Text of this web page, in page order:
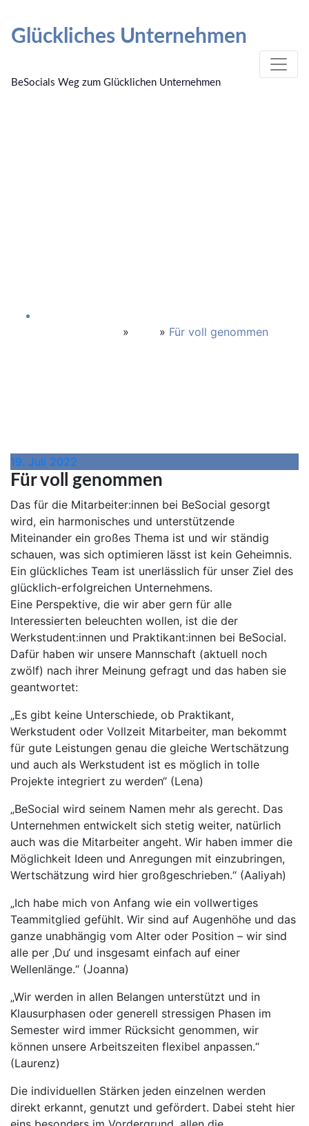
zum
InhaltGlückliches Unternehmen
BeSocials Weg zum Glücklichen Unternehmen
» » Für voll genommen
19. Juli 2022
Für voll genommen
Das für die Mitarbeiter:innen bei BeSocial gesorgt
wird, ein harmonisches und unterstützende
Miteinander ein großes Thema ist und wir ständig
schauen, was sich optimieren lässt ist kein Geheimnis.
Ein glückliches Team ist unerlässlich für unser Ziel des
glücklich-erfolgreichen Unternehmens.
Eine Perspektive, die wir aber gern für alle
Interessierten beleuchten wollen, ist die der
Werkstudent:innen und Praktikant:innen bei BeSocial.
Dafür haben wir unsere Mannschaft (aktuell noch
zwölf) nach ihrer Meinung gefragt und das haben sie
geantwortet:
„Es gibt keine Unterschiede, ob Praktikant,
Werkstudent oder Vollzeit Mitarbeiter, man bekommt
für gute Leistungen genau die gleiche Wertschätzung
und auch als Werkstudent ist es möglich in tolle
Projekte integriert zu werden“ (Lena)
„BeSocial wird seinem Namen mehr als gerecht. Das
Unternehmen entwickelt sich stetig weiter, natürlich
auch was die Mitarbeiter angeht. Wir haben immer die
Möglichkeit Ideen und Anregungen mit einzubringen,
Wertschätzung wird hier großgeschrieben.“ (Aaliyah)
„Ich habe mich von Anfang wie ein vollwertiges
Teammitglied gefühlt. Wir sind auf Augenhöhe und das
ganze unabhängig vom Alter oder Position – wir sind
alle per ‚Du‘ und insgesamt einfach auf einer
Wellenlänge.“ (Joanna)
„Wir werden in allen Belangen unterstützt und in
Klausurphasen oder generell stressigen Phasen im
Semester wird immer Rücksicht genommen, wir
können unsere Arbeitszeiten flexibel anpassen.“
(Laurenz)
Die individuellen Stärken jeden einzelnen werden
direkt erkannt, genutzt und gefördert. Dabei steht hier